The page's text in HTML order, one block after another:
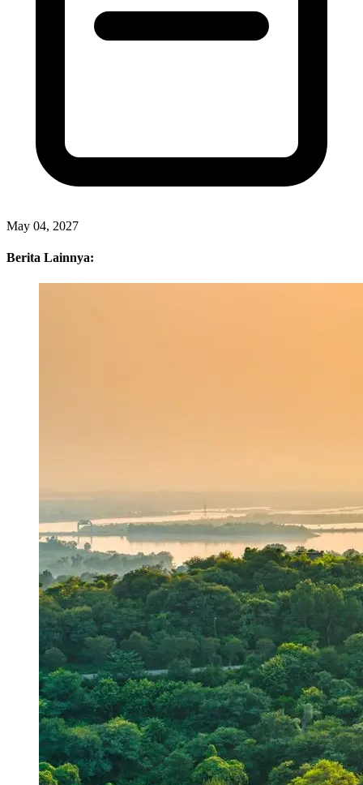
Kepala Sekolah Harus Laksanakan Revitalisasi dengan Penuh Integritas dan Tertib
Administrasi Agar Terhindar Dari Persoalan Hukum
Eko Schoolmedia